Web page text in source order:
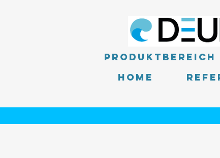
Produktbereich
Home